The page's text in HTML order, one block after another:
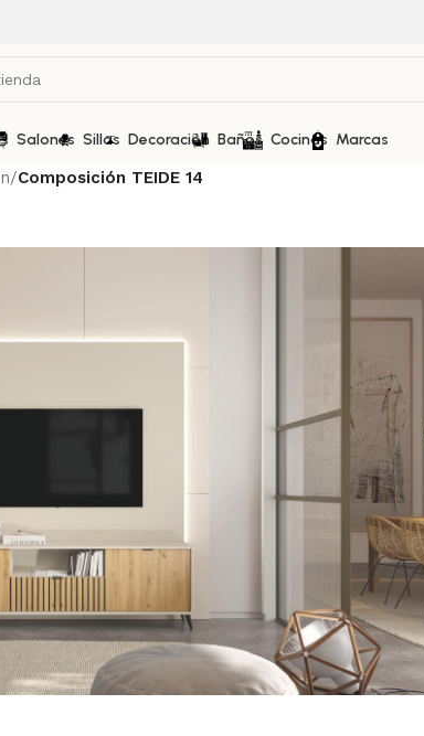
Salones Sillas Decoración Baños Cocinas Marcas
/Composición TEIDE 14